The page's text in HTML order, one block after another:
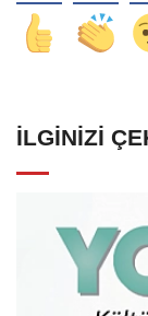
İLGINIZI